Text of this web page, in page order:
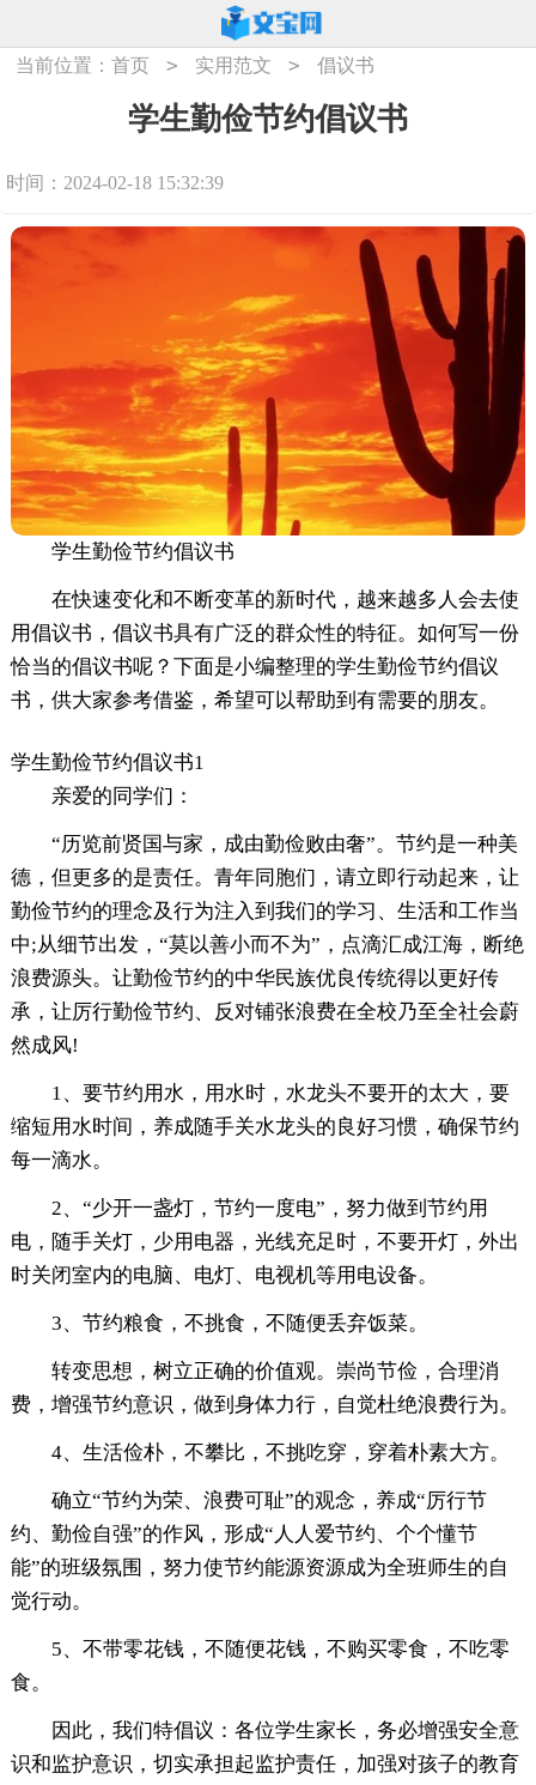
当前位置：首页 > 实用范文 > 倡议书
学生勤俭节约倡议书
时间：2024-02-18 15:32:39
学生勤俭节约倡议书
在快速变化和不断变革的新时代，越来越多人会去使
用倡议书，倡议书具有广泛的群众性的特征。如何写一份
恰当的倡议书呢？下面是小编整理的学生勤俭节约倡议
书，供大家参考借鉴，希望可以帮助到有需要的朋友。
学生勤俭节约倡议书1
亲爱的同学们：
“历览前贤国与家，成由勤俭败由奢”。节约是一种美
德，但更多的是责任。青年同胞们，请立即行动起来，让
勤俭节约的理念及行为注入到我们的学习、生活和工作当
中;从细节出发，“莫以善小而不为”，点滴汇成江海，断绝
浪费源头。让勤俭节约的中华民族优良传统得以更好传
承，让厉行勤俭节约、反对铺张浪费在全校乃至全社会蔚
然成风!
1、要节约用水，用水时，水龙头不要开的太大，要
缩短用水时间，养成随手关水龙头的良好习惯，确保节约
每一滴水。
2、“少开一盏灯，节约一度电”，努力做到节约用
电，随手关灯，少用电器，光线充足时，不要开灯，外出
时关闭室内的电脑、电灯、电视机等用电设备。
3、节约粮食，不挑食，不随便丢弃饭菜。
转变思想，树立正确的价值观。崇尚节俭，合理消
费，增强节约意识，做到身体力行，自觉杜绝浪费行为。
4、生活俭朴，不攀比，不挑吃穿，穿着朴素大方。
确立“节约为荣、浪费可耻”的观念，养成“厉行节
约、勤俭自强”的作风，形成“人人爱节约、个个懂节
能”的班级氛围，努力使节约能源资源成为全班师生的自
觉行动。
5、不带零花钱，不随便花钱，不购买零食，不吃零
食。
因此，我们特倡议：各位学生家长，务必增强安全意
识和监护意识，切实承担起监护责任，加强对孩子的教育